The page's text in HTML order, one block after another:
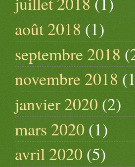
août 2018 (1)
septembre 2018
novembre 2018
janvier 2020 (2)
mars 2020 (1)
avril 2020 (5)